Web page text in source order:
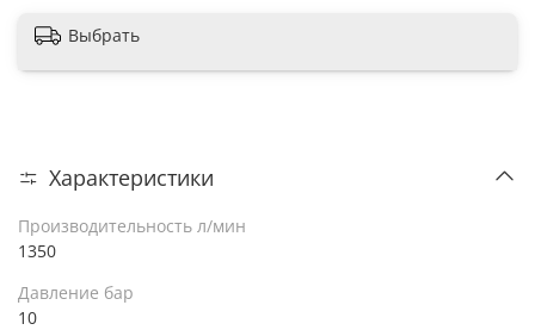
Выбрать
Характеристики
Производительность л/мин
1350
Давление бар
10